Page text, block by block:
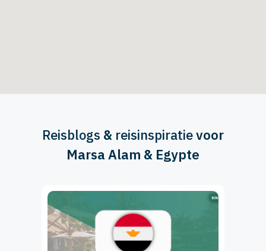
Reisblogs & reisinspiratievoor
Marsa Alam & Egypte